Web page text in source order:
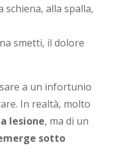
schiena, alla spalla,
smetti, il dolore
a un infortunio
In realtà, molto
lesione, ma di un
sotto